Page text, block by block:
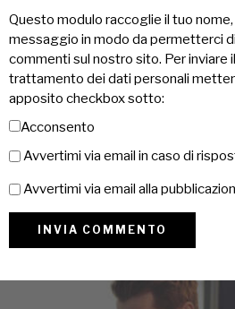
Questo modulo raccoglie il tuo nome,
messaggio in modo da permetterci
commenti sul nostro sito. Per inviare
trattamento dei dati personali
apposito checkbox sotto:
Acconsento
Avvertimi via email in caso di
Avvertimi via email alla